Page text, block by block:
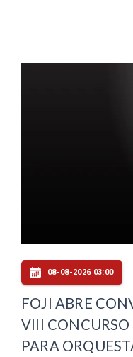
08-08-2026 03:00
FOJI ABRE
VIII
PARA